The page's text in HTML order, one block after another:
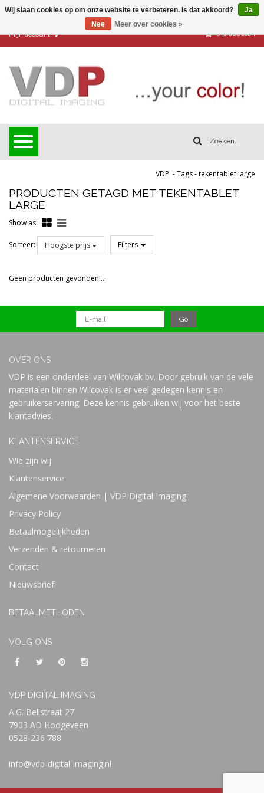
Mijn account 0 producten
VDP -Tags-tekentablet large
PRODUCTEN GETAGD MET TEKENTABLET
LARGE
Show as:
Sorteer: Hoogste prijs Filters
Prijs
Geen producten gevonden!...
OVER ONS
VDP is een onderdeel van Wilcovak bv. Door gebruik van de vele
materialen binnen Wilcovak is er veel gedegen kennis en
gebruikerservaring. Deze kennis gebruiken wij voor het beste
klantadvies.
KLANTENSERVICE
Wie zijn wij
Klantenservice
Algemene Voorwaarden | VDP Digital Imaging
Privacy Policy
Betaalmogelijkheden
Verzenden & retourneren
Contact
Nieuwsbrief
BETAALMETHODEN
VOLG ONS
VDP DIGITAL IMAGING
A.G. Bellstraat 27
7903 AD Hoogeveen
0528-236 788
info@vdp-digital-imaging.nl
Wij slaan cookies op om onze website te verbeteren. Is dat akkoord?
Ja
Nee
Meer over cookies »